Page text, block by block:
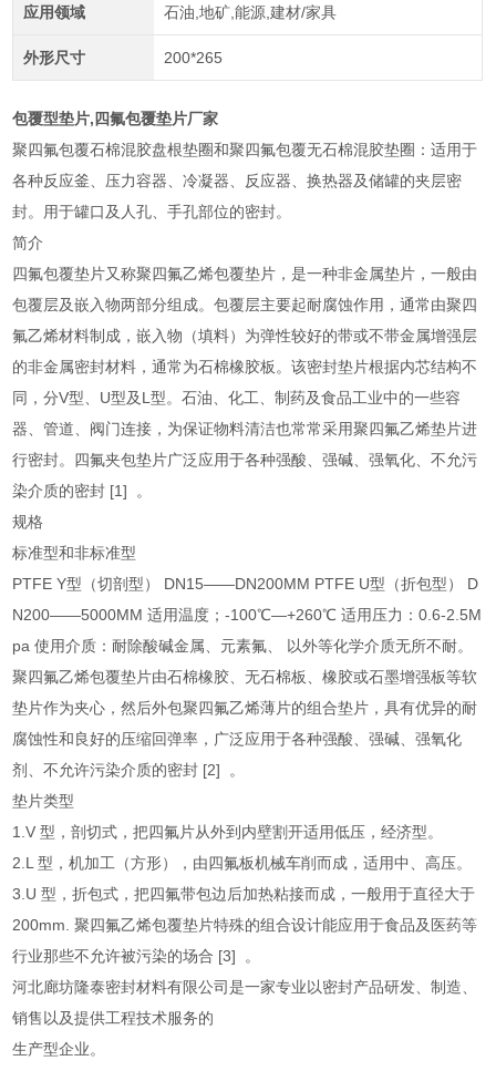
应用领域 石油,地矿,能源,建材/家具
外形尺寸 200*265
包覆型垫片,四氟包覆垫片厂家
聚四氟包覆石棉混胶盘根垫圈和聚四氟包覆无石棉混胶垫圈：适用于
各种反应釜、压力容器、冷凝器、反应器、换热器及储罐的夹层密
封。用于罐口及人孔、手孔部位的密封。
简介
四氟包覆垫片又称聚四氟乙烯包覆垫片，是一种非金属垫片，一般由
包覆层及嵌入物两部分组成。包覆层主要起耐腐蚀作用，通常由聚四
氟乙烯材料制成，嵌入物（填料）为弹性较好的带或不带金属增强层
的非金属密封材料，通常为石棉橡胶板。该密封垫片根据内芯结构不
同，分V型、U型及L型。石油、化工、制药及食品工业中的一些容
器、管道、阀门连接，为保证物料清洁也常常采用聚四氟乙烯垫片进
行密封。四氟夹包垫片广泛应用于各种强酸、强碱、强氧化、不允污
染介质的密封 [1] 。
规格
标准型和非标准型
PTFE Y型（切剖型） DN15——DN200MM PTFE U型（折包型） D
N200——5000MM 适用温度；-100℃—+260℃ 适用压力：0.6-2.5M
pa 使用介质：耐除酸碱金属、元素氟、 以外等化学介质无所不耐。
聚四氟乙烯包覆垫片由石棉橡胶、无石棉板、橡胶或石墨增强板等软
垫片作为夹心，然后外包聚四氟乙烯薄片的组合垫片，具有优异的耐
腐蚀性和良好的压缩回弹率，广泛应用于各种强酸、强碱、强氧化
剂、不允许污染介质的密封 [2] 。
垫片类型
1.V 型，剖切式，把四氟片从外到内壁割开适用低压，经济型。
2.L 型，机加工（方形），由四氟板机械车削而成，适用中、高压。
3.U 型，折包式，把四氟带包边后加热粘接而成，一般用于直径大于
200mm. 聚四氟乙烯包覆垫片特殊的组合设计能应用于食品及医药等
行业那些不允许被污染的场合 [3] 。
河北廊坊隆泰密封材料有限公司是一家专业以密封产品研发、制造、
销售以及提供工程技术服务的
生产型企业。